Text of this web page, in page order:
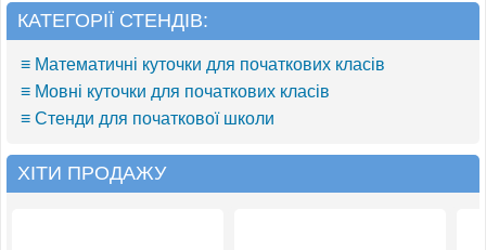
КАТЕГОРІЇ СТЕНДІВ:
≡ Математичні куточки для початкових класів
≡ Мовні куточки для початкових класів
≡ Стенди для початкової школи
ХІТИ ПРОДАЖУ